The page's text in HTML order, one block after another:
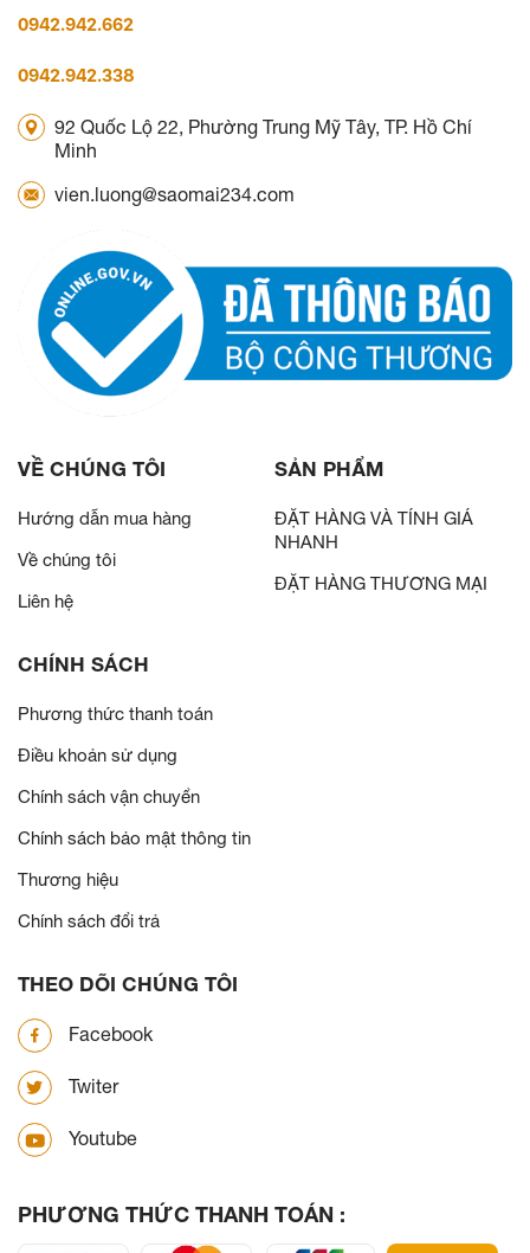
0942.942.662
0942.942.338
92 Quốc Lộ 22, Phường Trung Mỹ Tây, TP. Hồ Chí
Minh
vien.luong@saomai234.com
VỀ CHÚNG TÔI
Hướng dẫn mua hàng
Về chúng tôi
Liên hệ
SẢN PHẨM
ĐẶT HÀNG VÀ TÍNH GIÁ
NHANH
ĐẶT HÀNG THƯƠNG MẠI
CHÍNH SÁCH
Phương thức thanh toán
Điều khoản sử dụng
Chính sách vận chuyển
Chính sách bảo mật thông tin
Thương hiệu
Chính sách đổi trả
THEO DÕI CHÚNG TÔI
Facebook
Twiter
Youtube
PHƯƠNG THỨC THANH TOÁN :